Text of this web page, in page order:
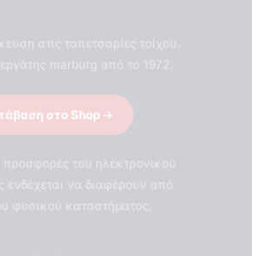
στις ταπετσαρίες τοίχου.
marburg από το 1972.
στο Shop
προσφορές του ηλεκτρονικού
ενδέχεται να διαφέρουν από
φυσικού καταστήματος.